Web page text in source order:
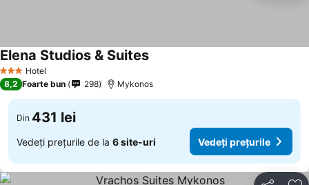
3 SteleHotel
Elena Studios & Suites
8,2 Foarte bun 298 Mykonos
Din 431 lei
Vedeți prețurile de la 6 site-uri Vedeți prețurile